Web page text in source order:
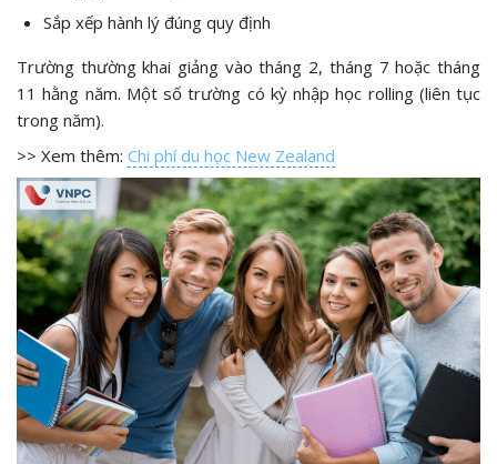
Sắp xếp hành lý đúng quy định
Trường thường khai giảng vào tháng 2, tháng 7 hoặc tháng
11 hằng năm. Một số trường có kỳ nhập học rolling (liên tục
trong năm).
>> Xem thêm: Chi phí du học New Zealand